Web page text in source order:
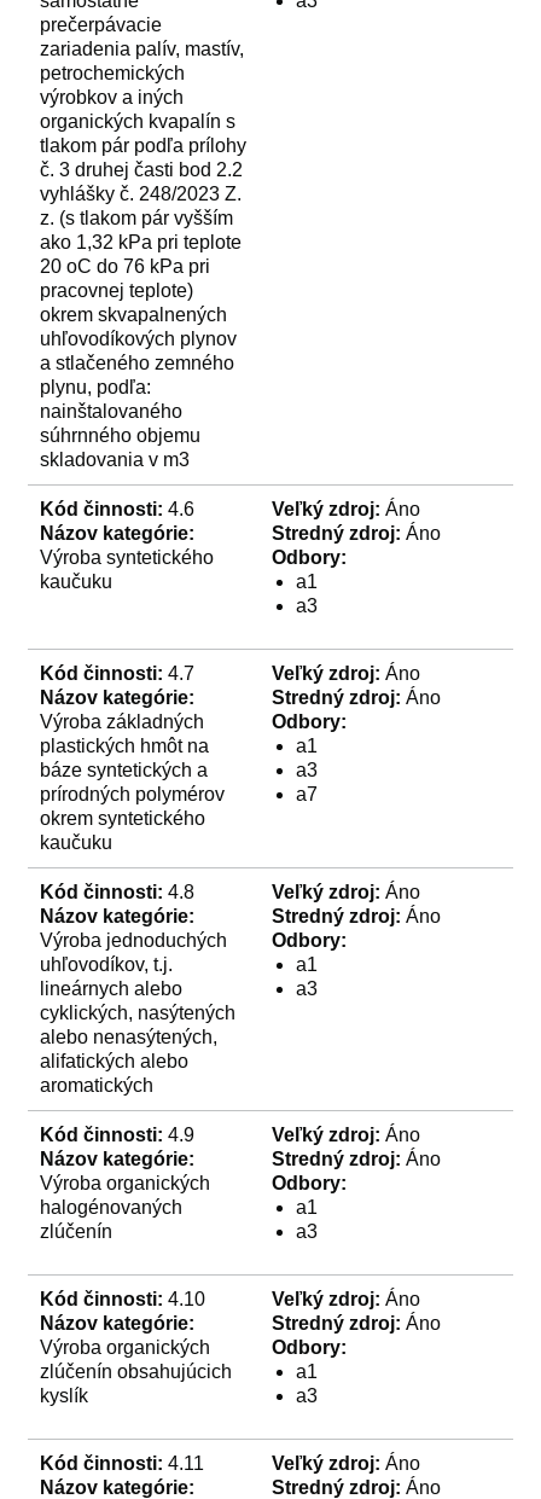
prečerpávacie
zariadenia palív, mastív,
petrochemických
výrobkov a iných
organických kvapalín s
tlakom pár podľa prílohy
č. 3 druhej časti bod 2.2
vyhlášky č. 248/2023 Z.
z. (s tlakom pár vyšším
ako 1,32 kPa pri teplote
20 oC do 76 kPa pri
pracovnej teplote)
okrem skvapalnených
uhľovodíkových plynov
a stlačeného zemného
plynu, podľa:
nainštalovaného
súhrnného objemu
skladovania v m3
Kód činnosti: 4.6
Názov kategórie:
Výroba syntetického
kaučuku
Veľký zdroj: Áno
Stredný zdroj: Áno
Odbory:
a1
a3
Kód činnosti: 4.7
Názov kategórie:
Výroba základných
plastických hmôt na
báze syntetických a
prírodných polymérov
okrem syntetického
kaučuku
Veľký zdroj: Áno
Stredný zdroj: Áno
Odbory:
a1
a3
a7
Kód činnosti: 4.8
Názov kategórie:
Výroba jednoduchých
uhľovodíkov, t.j.
lineárnych alebo
cyklických, nasýtených
alebo nenasýtených,
alifatických alebo
aromatických
Veľký zdroj: Áno
Stredný zdroj: Áno
Odbory:
a1
a3
Kód činnosti: 4.9
Názov kategórie:
Výroba organických
halogénovaných
zlúčenín
Veľký zdroj: Áno
Stredný zdroj: Áno
Odbory:
a1
a3
Kód činnosti: 4.10
Názov kategórie:
Výroba organických
zlúčenín obsahujúcich
kyslík
Veľký zdroj: Áno
Stredný zdroj: Áno
Odbory:
a1
a3
Kód činnosti: 4.11
Názov kategórie:
Veľký zdroj: Áno
Stredný zdroj: Áno